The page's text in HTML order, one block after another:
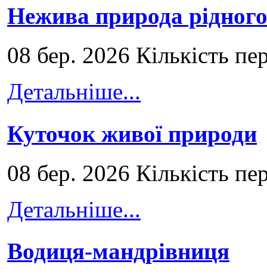
Нежива природа
08 бер. 2026 Кількість
Детальніше...
Куточок живої природи
08 бер. 2026 Кількість
Детальніше...
Водиця-мандрівниця